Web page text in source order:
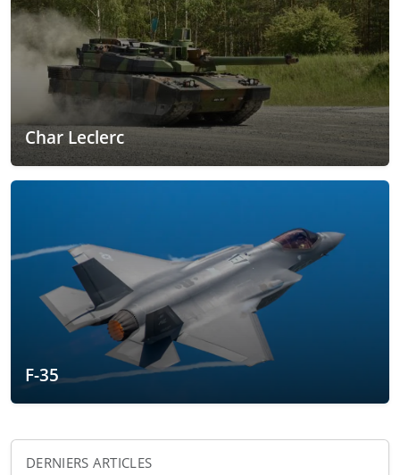
Char Leclerc
F-35
DERNIERS ARTICLES